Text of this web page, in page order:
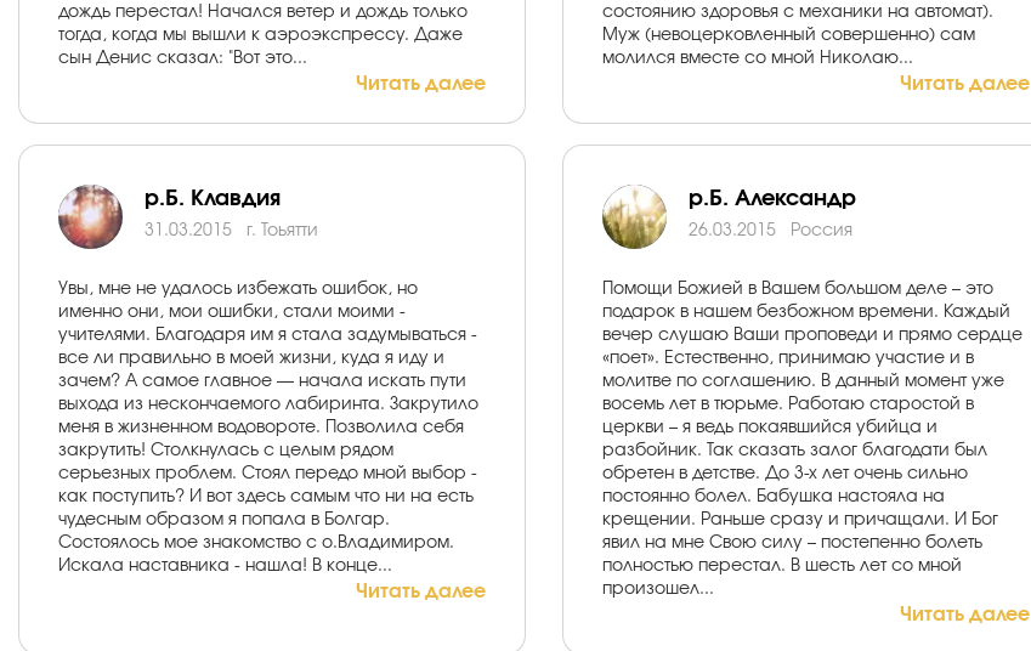
дождь перестал! Начался ветер и дождь только
тогда, когда мы вышли к аэроэкспрессу. Даже
сын Денис сказал: "Вот это...
Читать далее
состоянию здоровья с механики на автомат).
Муж (невоцерковленный совершенно) сам
молился вместе со мной Николаю...
Читать далее
р.Б. Клавдия
31.03.2015 г. Тоьятти
Увы, мне не удалось избежать ошибок, но
именно они, мои ошибки, стали моими -
учителями. Благодаря им я стала задумываться -
все ли правильно в моей жизни, куда я иду и
зачем? А самое главное — начала искать пути
выхода из нескончаемого лабиринта. Закрутило
меня в жизненном водовороте. Позволила себя
закрутить! Столкнулась с целым рядом
серьезных проблем. Стоял передо мной выбор -
как поступить? И вот здесь самым что ни на есть
чудесным образом я попала в Болгар.
Состоялось мое знакомство с о.Владимиром.
Искала наставника - нашла! В конце...
Читать далее
р.Б. Александр
26.03.2015 Россия
Помощи Божией в Вашем большом деле – это
подарок в нашем безбожном времени. Каждый
вечер слушаю Ваши проповеди и прямо сердце
«поет». Естественно, принимаю участие и в
молитве по соглашению. В данный момент уже
восемь лет в тюрьме. Работаю старостой в
церкви – я ведь покаявшийся убийца и
разбойник. Так сказать залог благодати был
обретен в детстве. До 3-х лет очень сильно
постоянно болел. Бабушка настояла на
крещении. Раньше сразу и причащали. И Бог
явил на мне Свою силу – постепенно болеть
полностью перестал. В шесть лет со мной
произошел...
Читать далее